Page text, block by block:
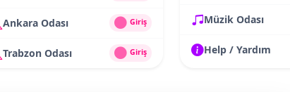
Ankara Odası Giriş
Trabzon Odası Giriş
Müzik Odası
Help / Yardım